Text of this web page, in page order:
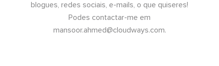
blogues, redes sociais, e-mails, o que quiseres!
Podes contactar-me em
mansoor.ahmed@cloudways.com.